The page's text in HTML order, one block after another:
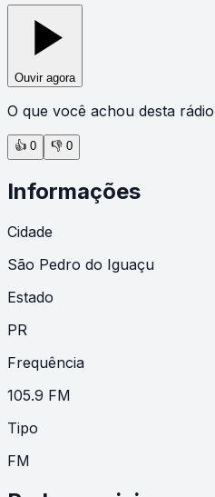
Ouvir agora
O que você achou desta
👍 0 👎 0
Informações
Cidade
São Pedro do Iguaçu
Estado
PR
Frequência
105.9 FM
Tipo
FM